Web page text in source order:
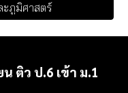
ะภูมิศาสตร์
ติว ป.6 เข้า ม.1